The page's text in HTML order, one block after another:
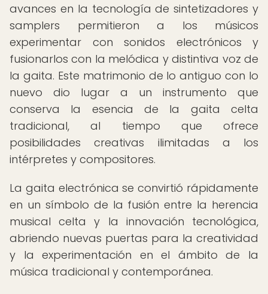
avances en la tecnología de sintetizadores y
samplers permitieron a los músicos
experimentar con sonidos electrónicos y
fusionarlos con la melódica y distintiva voz de
la gaita. Este matrimonio de lo antiguo con lo
nuevo dio lugar a un instrumento que
conserva la esencia de la gaita celta
tradicional, al tiempo que ofrece
posibilidades creativas ilimitadas a los
intérpretes y compositores.
La gaita electrónica se convirtió rápidamente
en un símbolo de la fusión entre la herencia
musical celta y la innovación tecnológica,
abriendo nuevas puertas para la creatividad
y la experimentación en el ámbito de la
música tradicional y contemporánea.